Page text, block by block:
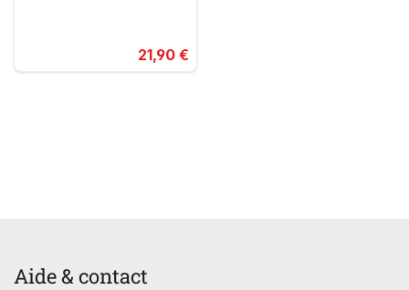
21,90 €
Aide & contact